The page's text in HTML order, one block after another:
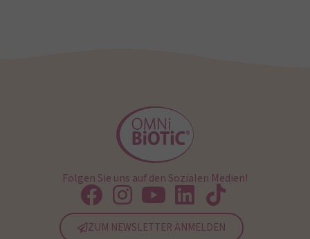
Folgen Sie uns auf den Sozialen Medien!
ZUM NEWSLETTER ANMELDEN